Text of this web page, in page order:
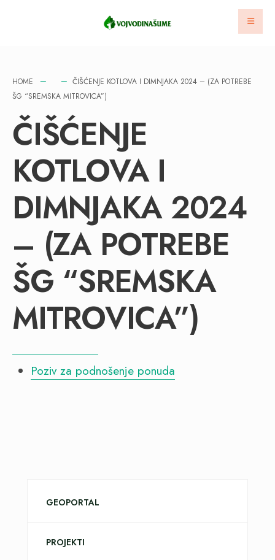
HOME
ČIŠĆENJE KOTLOVA I DIMNJAKA 2024 – (ZA POTREBE
ŠG “SREMSKA MITROVICA”)
ČIŠĆENJE
KOTLOVA I
DIMNJAKA 2024
– (ZA POTREBE
ŠG “SREMSKA
MITROVICA”)
Poziv za podnošenje ponuda
GEOPORTAL
PROJEKTI